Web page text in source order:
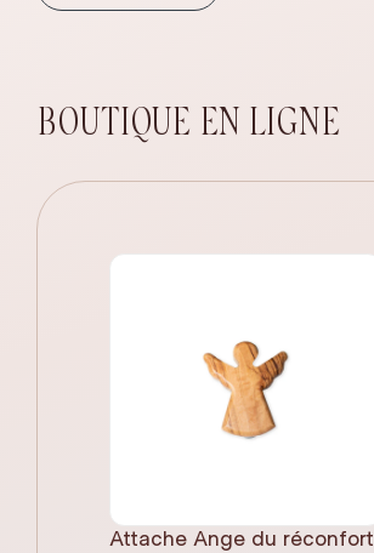
BOUTIQUE EN LIGNE
Attache Ange du réconfort